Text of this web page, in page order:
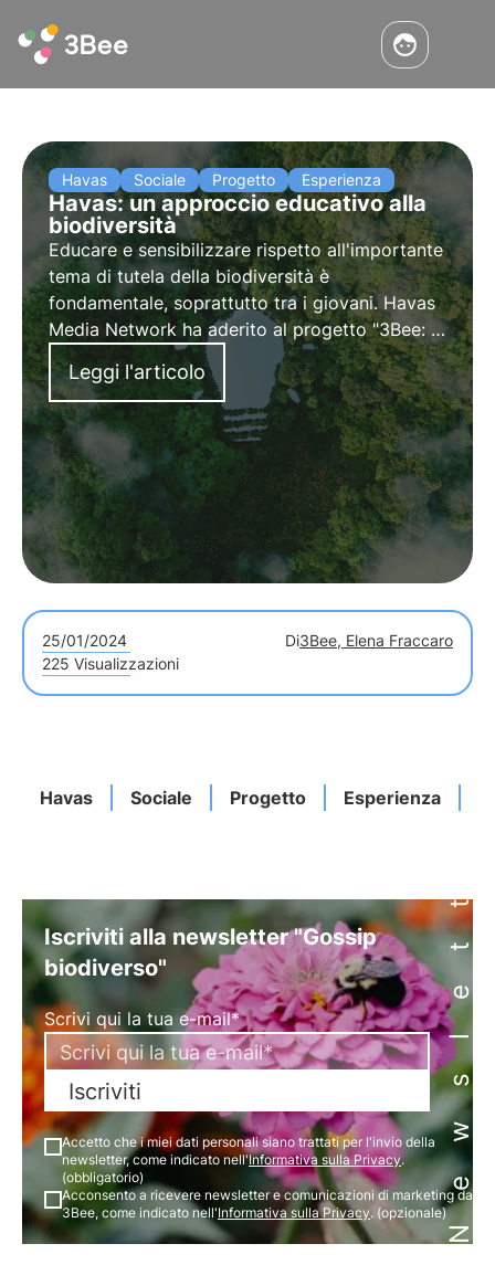
Havas Sociale Progetto Esperienza
Havas: un approccio educativo alla
biodiversità
Educare e sensibilizzare rispetto all'importante
tema di tutela della biodiversità è
fondamentale, soprattutto tra i giovani. Havas
Media Network ha aderito al progetto "3Bee: a
scuola di biodiversità", adottando una classe in
provincia di Milano per crescere gli
ambasciatori del cambiamento.
Leggi l'articolo
25/01/2024 Di3Bee, Elena Fraccaro
225 Visualizzazioni
Havas Sociale Progetto EsperienzaNewsletter
Iscriviti alla newsletter "Gossip
biodiverso"
Scrivi qui la tua e-mail*
Iscriviti
Accetto che i miei dati personali siano trattati per l'invio della
newsletter, come indicato nell'Informativa sulla Privacy.
(obbligatorio)
Acconsento a ricevere newsletter e comunicazioni di marketing da
3Bee, come indicato nell'Informativa sulla Privacy. (opzionale)